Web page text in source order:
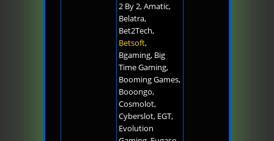
2 By 2, Amatic,
Belatra,
Bet2Tech,
Betsoft,
Bgaming, Big
Time Gaming,
Booming Games,
Booongo,
Cosmolot,
Cyberslot, EGT,
Evolution